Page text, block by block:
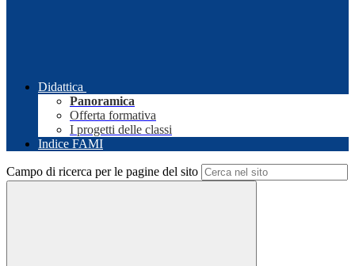
Didattica
Panoramica
Offerta formativa
I progetti delle classi
Indice FAMI
Campo di ricerca per le pagine del sito